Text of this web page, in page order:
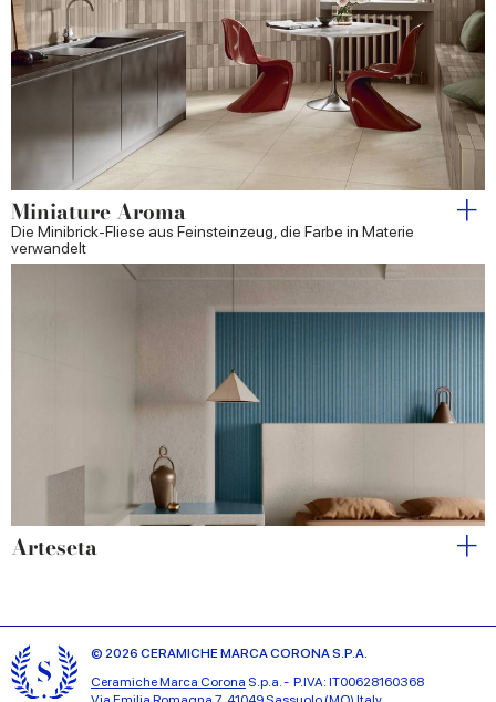
Miniature Aroma
Die Minibrick-Fliese aus Feinsteinzeug, die Farbe in Materie
verwandelt
Arteseta
© 2026 CERAMICHE MARCA CORONA S.P.A.
Ceramiche Marca Corona S.p.a. - P.IVA: IT00628160368